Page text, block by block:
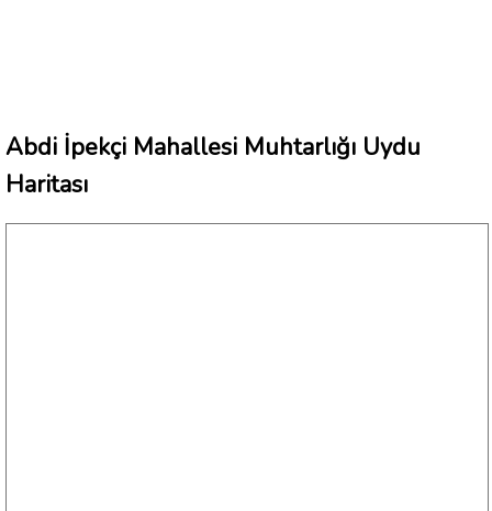
Abdi İpekçi Mahallesi Muhtarlığı Uydu
Haritası